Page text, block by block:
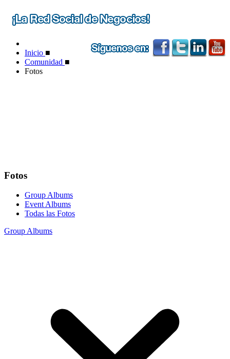
Inicio ■
Comunidad ■
Fotos
Fotos
Group Albums
Event Albums
Todas las Fotos
Group Albums